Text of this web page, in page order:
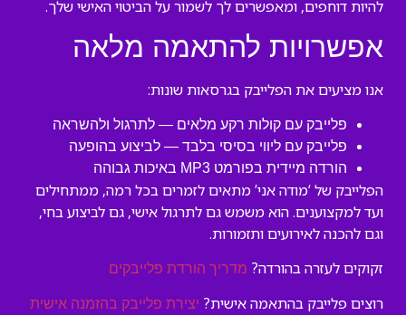
להיות דוחפים, ומאפשרים לך לשמור על הביטוי האישי שלך.
אפשרויות להתאמה מלאה
אנו מציעים את הפלייבק בגרסאות שונות:
פלייבק עם קולות רקע מלאים — לתרגול ולהשראה
פלייבק עם ליווי בסיסי בלבד — לביצוע בהופעה
הורדה מיידית בפורמט MP3 באיכות גבוהה
הפלייבק של ‘מודה אני’ מתאים לזמרים בכל רמה, ממתחילים
ועד למקצוענים. הוא משמש גם לתרגול אישי, גם לביצוע בחי,
וגם להכנה לאירועים ותזמורות.
זקוקים לעזרה בהורדה? מדריך הורדת פלייבקים
רוצים פלייבק בהתאמה אישית? יצירת פלייבק בהזמנה אישית